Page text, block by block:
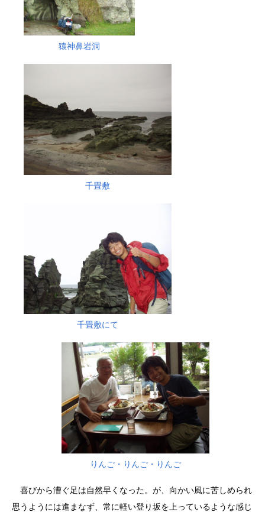
猿神鼻岩洞
千畳敷
千畳敷にて
りんご・りんご・りんご
喜びから漕ぐ足は自然早くなった。が、向かい風に苦しめられ
思うようには進まなず、常に軽い登り坂を上っているような感じ